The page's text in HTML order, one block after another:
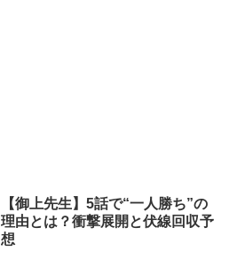
【御上先生】5話で“一人勝ち”の
理由とは？衝撃展開と伏線回収予
想